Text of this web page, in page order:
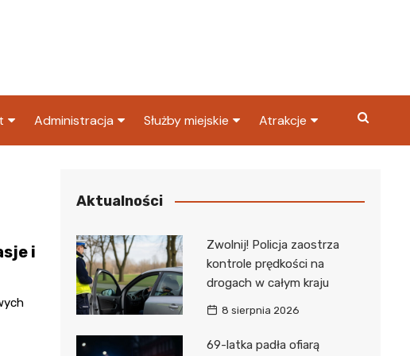
Administracja
Urząd Skarbowy
Służby miejskie
Policja
Atrakcje
i
Aktualności
Zwolnij! Policja zaostrza
kontrole prędkości na
drogach w całym kraju
8 sierpnia 2026
69-latka padła ofiarą